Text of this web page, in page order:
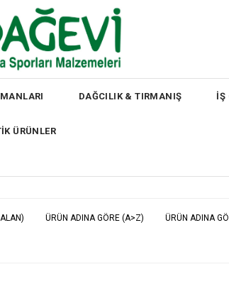
DAĞCILIK & TIRMANIŞ İŞ
ÜRÜNLER
ÜRÜN ADINA GÖRE (A>Z) ÜRÜN ADINA